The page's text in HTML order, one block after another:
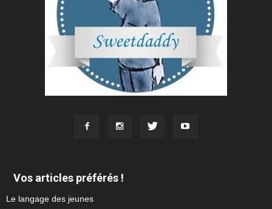
Vos articles préférés !
Le langage des jeunes